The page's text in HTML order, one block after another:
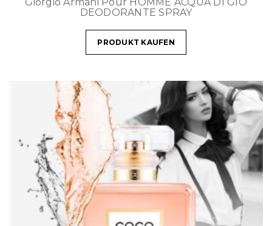
DEODORANTE SPRAY
PRODUKT KAUFEN